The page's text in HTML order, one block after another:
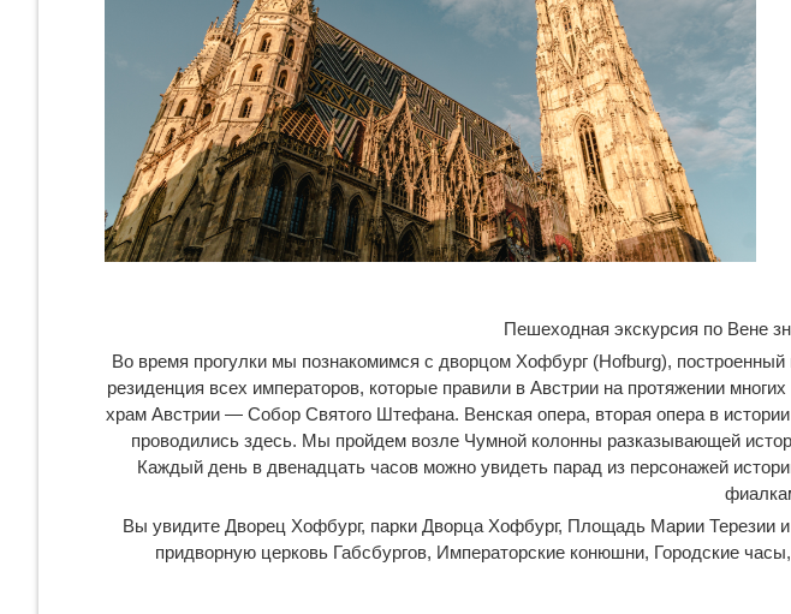
Пешеходная экскурсия по Вене
Во время прогулки мы познакомимся с дворцом Хофбург (Hofburg),
резиденция всех императоров, которые правили в Австрии на протяжении
храм Австрии — Собор Святого Штефана. Венская опера, вторая опера в
проводились здесь. Мы пройдем возле Чумной колонны разказывающей
Каждый день в двенадцать часов можно увидеть парад из персонажей
Вы увидите Дворец Хофбург, парки Дворца Хофбург, Площадь Марии
придворную церковь Габсбургов, Императорские конюшни, Городские